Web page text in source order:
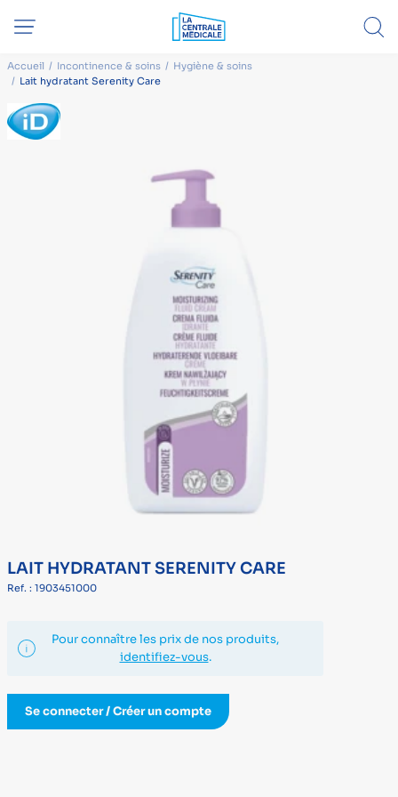
Accueil Incontinence & soins
Hygiène & soins
Lait hydratant Serenity Care
LAIT HYDRATANT SERENITY CARE
Ref. : 1903451000
Pour connaître les prix de nos produits,
identifiez-vous.
Se connecter / Créer un compte